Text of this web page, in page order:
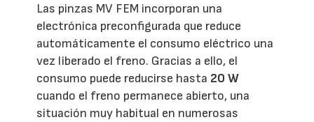
Las pinzas MV FEM incorporan una
electrónica preconfigurada que reduce
automáticamente el consumo eléctrico una
vez liberado el freno. Gracias a ello, el
consumo puede reducirse hasta 20 W
cuando el freno permanece abierto, una
situación muy habitual en numerosas